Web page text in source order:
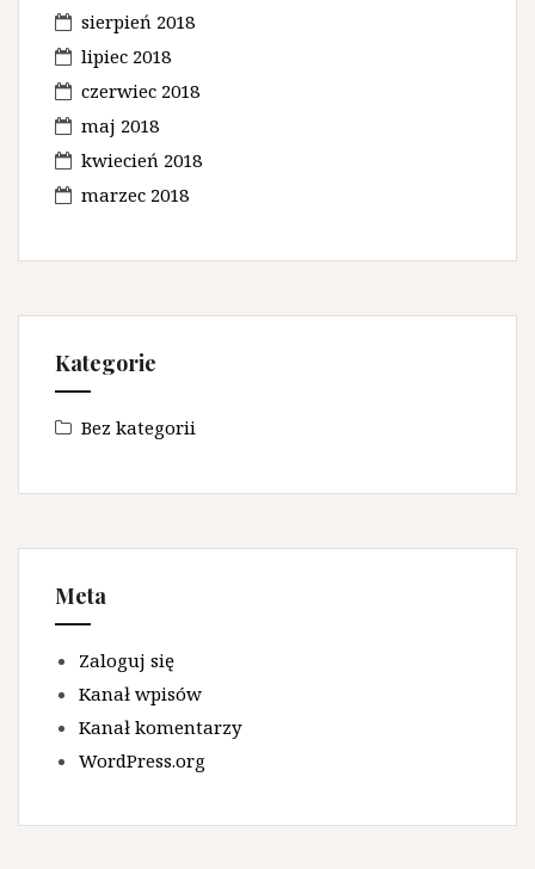
sierpień 2018
lipiec 2018
czerwiec 2018
maj 2018
kwiecień 2018
marzec 2018
Kategorie
Bez kategorii
Meta
Zaloguj się
Kanał wpisów
Kanał komentarzy
WordPress.org